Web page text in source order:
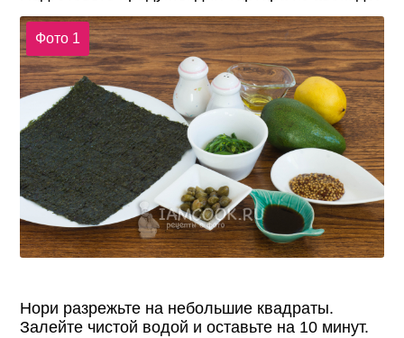
Фото 1
Нори разрежьте на небольшие квадраты.
Залейте чистой водой и оставьте на 10 минут.